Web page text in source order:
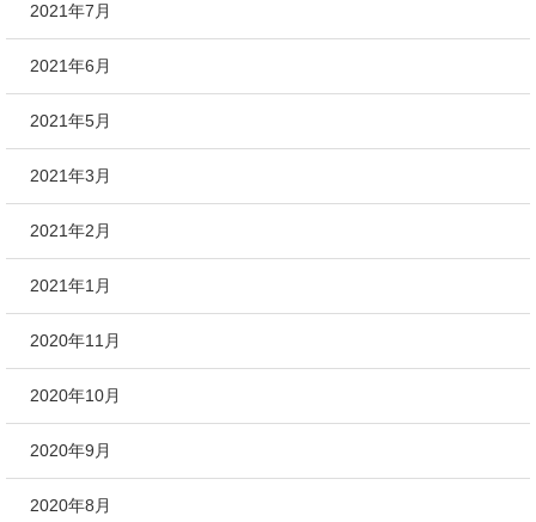
2021年7月
2021年6月
2021年5月
2021年3月
2021年2月
2021年1月
2020年11月
2020年10月
2020年9月
2020年8月